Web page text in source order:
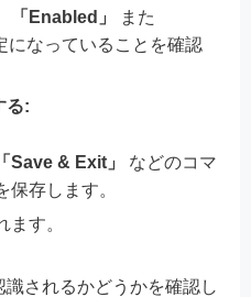
「Enabled」
また
になっていることを確認
る:
「Save & Exit」
などのコマ
保存します。
す。
されるかどうかを確認し